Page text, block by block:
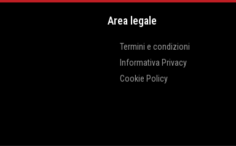
Area legale
Termini e condizioni
Informativa Privacy
Cookie Policy